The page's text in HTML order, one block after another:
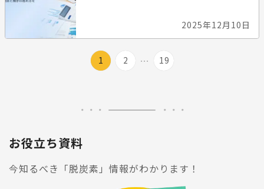
2025年12月10日
1 2 ... 19
お役立ち資料
今知るべき「脱炭素」情報がわかります！